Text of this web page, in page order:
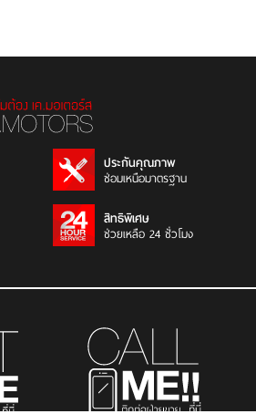
ประกันคุณภาพ
ซ่อมเหนือมาตรฐาน
สิทธิพิเศษ
ช่วยเหลือ 24 ชั่วโมง